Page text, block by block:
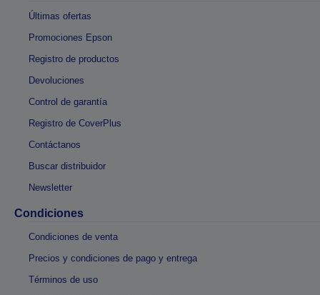
Últimas ofertas
Promociones Epson
Registro de productos
Devoluciones
Control de garantía
Registro de CoverPlus
Contáctanos
Buscar distribuidor
Newsletter
Condiciones
Condiciones de venta
Precios y condiciones de pago y entrega
Términos de uso